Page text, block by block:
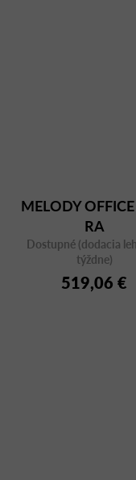
MELODY
RA
Dostupné (dodacia
týždne)
519,06 €